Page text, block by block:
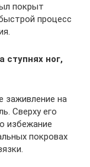
покрыт
процесс
ступнях ног,
заживление на
Сверху его
избежание
покровах